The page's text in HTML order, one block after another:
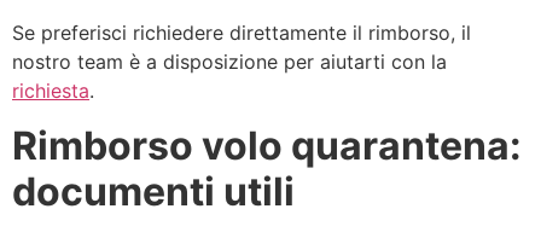
Se preferisci richiedere direttamente il rimborso, il
nostro team è a disposizione per aiutarti con la
richiesta.
Rimborso volo quarantena:
documenti utili